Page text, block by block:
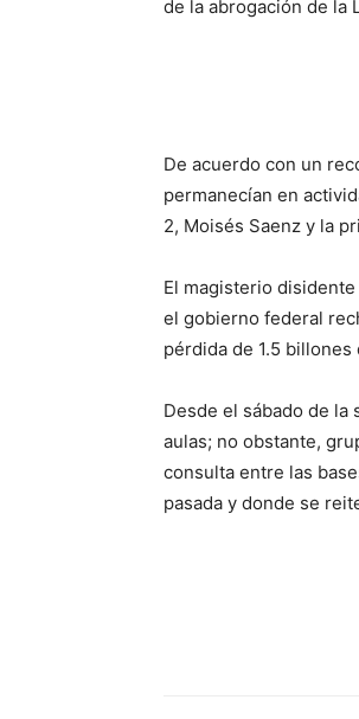
de la abrogación de la
De acuerdo con un
permanecían en
2, Moisés Saenz y la
El magisterio
el gobierno federal
pérdida de 1.5
Desde el sábado de la
aulas; no obstante,
consulta entre las
pasada y donde se